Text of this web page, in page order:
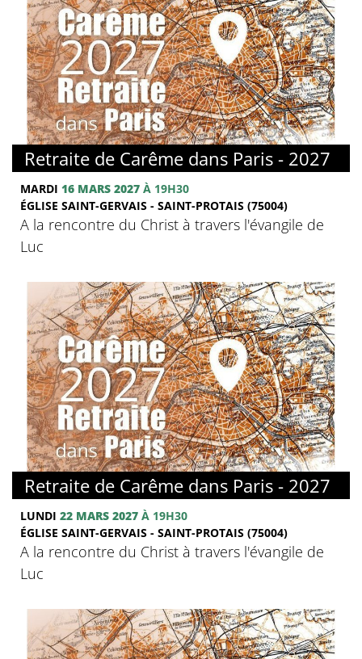
© FMJ
Retraite de Carême dans Paris - 2027
MARDI 16 MARS 2027 À 19H30
ÉGLISE SAINT-GERVAIS - SAINT-PROTAIS (75004)
A la rencontre du Christ à travers l'évangile de
Luc
© FMJ
Retraite de Carême dans Paris - 2027
LUNDI 22 MARS 2027 À 19H30
ÉGLISE SAINT-GERVAIS - SAINT-PROTAIS (75004)
A la rencontre du Christ à travers l'évangile de
Luc